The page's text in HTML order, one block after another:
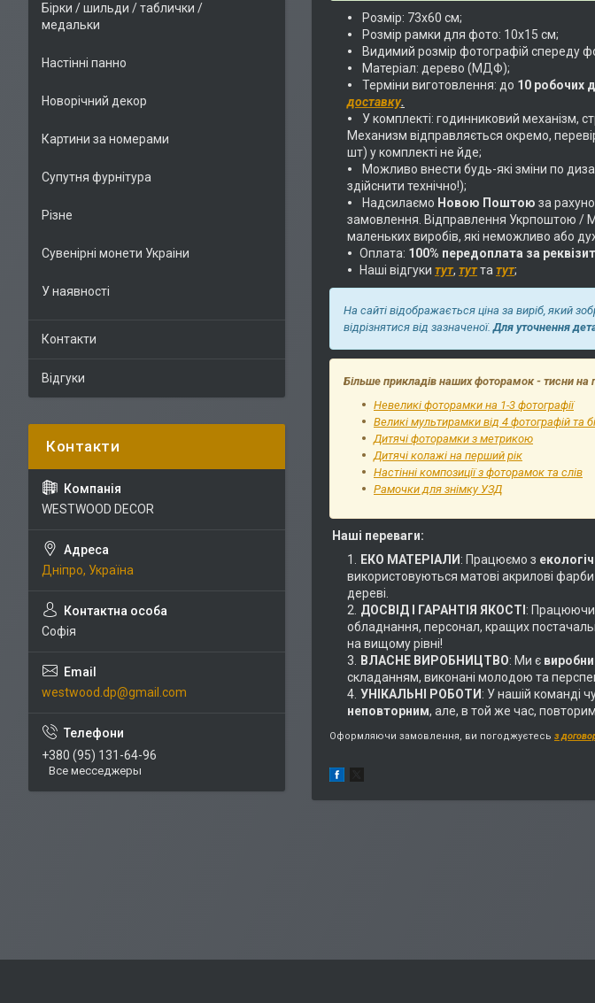
Розмір: 73х60 см;
Розмір рамки для фото: 10х15 см;
Видимий розмір фотографій спереду
Матеріал: дерево (МДФ);
Терміни виготовлення: до 10 робочих
доставку.
У комплекті: годинниковий механізм,
Механизм відправляється окремо,
шт) у комплекті не йде;
Можливо внести будь-які зміни по
здійснити технічно!);
Надсилаємо Новою Поштою за
замовлення. Відправлення Укрпоштою /
маленьких виробів, які неможливо або
Оплата: 100% передоплата за
Наші відгуки тут, тутта тут;
На сайті відображається ціна за виріб, який
відрізнятися від зазначеної.Для уточнення
Більше прикладів наших фоторамок - тисни на
Невеликі фоторамки на 1-3 фотографії
Великі мультирамки від 4 фотографій та
Дитячі фоторамки з метрикою
Дитячі колажі на перший рік
Настінні композиції з фоторамок та слів
Рамочки для знімку УЗД
Наші переваги:
ЕКО МАТЕРІАЛИ : Працюємо з
використовуються матові акрилові
дереві.
ДОСВІД І ГАРАНТІЯ ЯКОСТІ : Працюючи
обладнання, персонал, кращих
на вищому рівні!
ВЛАСНЕ ВИРОБНИЦТВО: Ми є
складанням, виконані молодою та
УНІКАЛЬНІ РОБОТИ : У нашій команді
неповторним, але, в той же час,
Оформляючи замовлення, ви погоджуєтесь з
Бірки / шильди / таблички /
медальки
Настінні панно
Новорічний декор
Картини за номерами
Супутня фурнітура
Різне
Сувенірні монети Украіни
У наявності
Контакти
Відгуки
WESTWOOD DECOR
Дніпро, Україна
Софія
westwood.dp@gmail.com
+380 (95) 131-64-96
Все месседжеры